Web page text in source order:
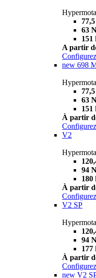
63
151
A partir
new 698
63
151
À partir
V2
94
180
À partir
V2 SP
94
177
À partir
new V2